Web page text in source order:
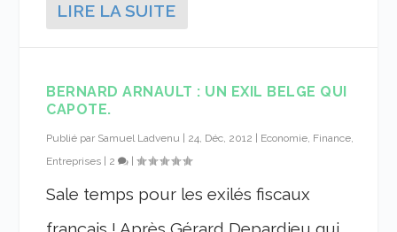
LIRE LA SUITE
BERNARD ARNAULT : UN EXIL BELGE QUI
CAPOTE.
Publié par Samuel Ladvenu 24, Déc, 2012
Economie, Finance,
Entreprises
2 |
Sale temps pour les exilés fiscaux